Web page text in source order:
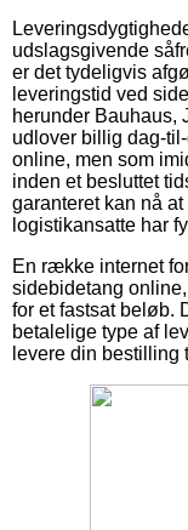
udslagsgivende
er det tydeligvis
leveringstid ved
herunder Bauhaus,
udlover billig dag-
online, men som
inden et besluttet
garanteret kan nå
logistikansatte har
En række internet
sidebidetang
for et fastsat beløb.
betalelige type af
levere din bestilling